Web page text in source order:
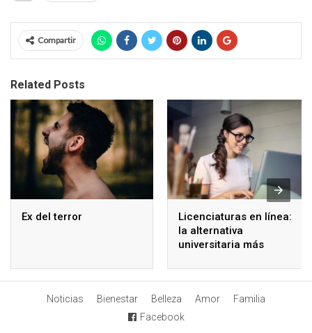
Compartir
Related Posts
Ex del terror
Licenciaturas en línea:
la alternativa
universitaria más
Noticias Bienestar Belleza Amor
Familia
Facebook